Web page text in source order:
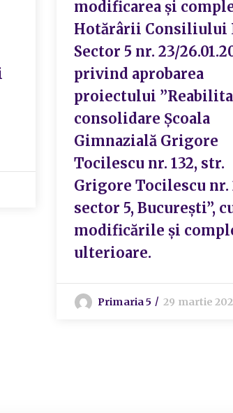
modificarea și
Hotărârii Consiliului
Sector 5 nr. 23/
privind aprobarea
proiectului
consolidare Școala
Gimnazială Grigore
Tocilescu nr. 132, str.
Grigore Tocilescu nr.
sector 5, București”,
modificările și
ulterioare.
Primaria 5 29 martie